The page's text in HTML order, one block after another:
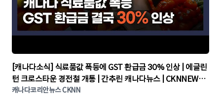
▶
[캐나다소식] 식료품값 폭등에 GST 환급금 30% 인상 | 에글린
턴 크로스타운 경전철 개통 | 간추린 캐나다뉴스 | CKNNEWS,
캐나다코리안뉴스
캐나다코리안뉴스 CKNN